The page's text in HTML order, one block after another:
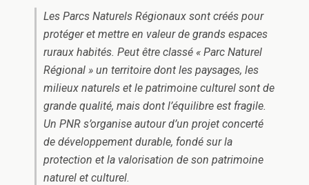
Les Parcs Naturels Régionaux sont créés pour
protéger et mettre en valeur de grands espaces
ruraux habités. Peut être classé « Parc Naturel
Régional » un territoire dont les paysages, les
milieux naturels et le patrimoine culturel sont de
grande qualité, mais dont l’équilibre est fragile.
Un PNR s’organise autour d’un projet concerté
de développement durable, fondé sur la
protection et la valorisation de son patrimoine
naturel et culturel.